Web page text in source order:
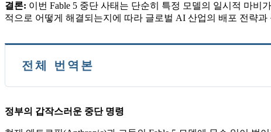
결론: 이번 Fable 5 중단 사태는 단순히 특정 모델의 일시적 마비
적으로 어떻게 해결되는지에 따라 글로벌 AI 산업의 배포 전략
전체 번역본
정부의 갑작스러운 중단 명령